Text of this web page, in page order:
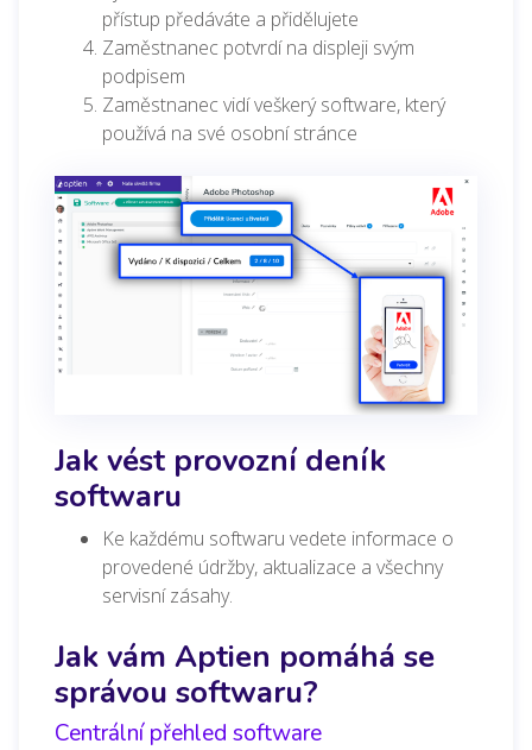
přístup předáváte a přidělujete
Zaměstnanec potvrdí na displeji svým
podpisem
Zaměstnanec vidí veškerý software, který
používá na své osobní stránce
Jak vést provozní deník
softwaru
Ke každému softwaru vedete informace o
provedené údržby, aktualizace a všechny
servisní zásahy.
Jak vám Aptien pomáhá se
správou softwaru?
Centrální přehled software